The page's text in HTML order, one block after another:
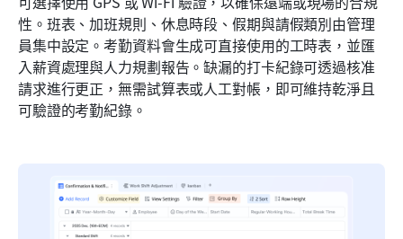
性。班表、加班規則、休息時段、假期與請假類別由管理
員集中設定。考勤資料會生成可直接使用的工時表，並匯
入薪資處理與人力規劃報告。缺漏的打卡紀錄可透過核准
請求進行更正，無需試算表或人工對帳，即可維持乾淨且
可驗證的考勤紀錄。